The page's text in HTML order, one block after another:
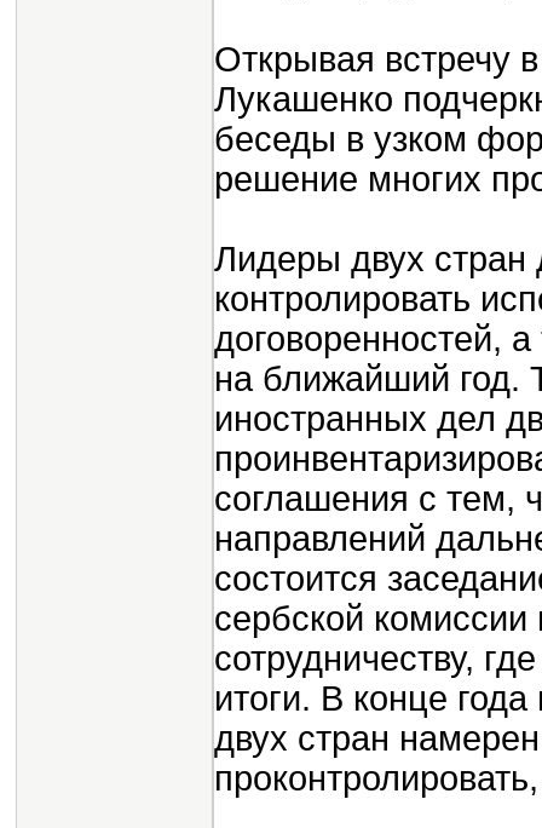
Открывая встречу
Лукашенко
беседы в узком
решение многих
Лидеры двух стран
контролировать
договоренностей,
на ближайший год.
иностранных дел
соглашения с тем,
направлений
состоится
сербской комиссии
сотрудничеству,
итоги. В конце
двух стран